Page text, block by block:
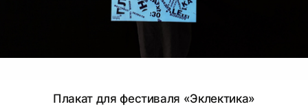
Плакат для фестиваля «Эклектика»